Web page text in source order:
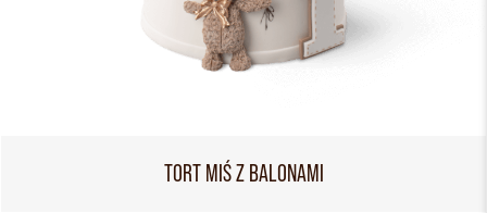
TORT MIŚ Z BALONAMI